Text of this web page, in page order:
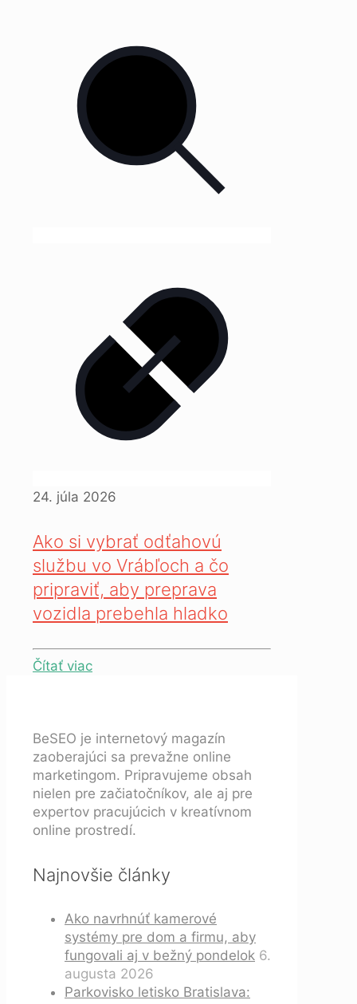
24. júla 2026
Ako si vybrať odťahovú
službu vo Vrábľoch a čo
pripraviť, aby preprava
vozidla prebehla hladko
Čítať viac
BeSEO je internetový magazín
zaoberajúci sa prevažne online
marketingom. Pripravujeme obsah
nielen pre začiatočníkov, ale aj pre
expertov pracujúcich v kreatívnom
online prostredí.
Najnovšie články
Ako navrhnúť kamerové
systémy pre dom a firmu, aby
fungovali aj v bežný pondelok 6.
augusta 2026
Parkovisko letisko Bratislava: